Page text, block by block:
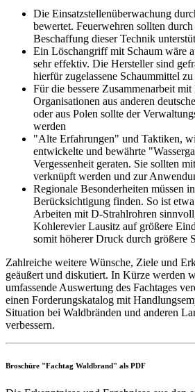
Die Einsatzstellenüberwachung
bewertet. Feuerwehren sollten
Beschaffung dieser Technik
Ein Löschangriff mit Schaum wäre
sehr effektiv. Die Hersteller sind
hierfür zugelassene Schaummittel
Für die bessere Zusammenarbeit
Organisationen aus anderen
oder aus Polen sollte der
werden
"Alte Erfahrungen" und Taktiken,
entwickelte und bewährte
Vergessenheit geraten. Sie sollten
verknüpft werden und zur
Regionale Besonderheiten müssen
Berücksichtigung finden. So ist
Arbeiten mit D-Strahlrohren
Kohlerevier Lausitz auf größere
somit höherer Druck durch größere
Zahlreiche weitere Wünsche, Ziele und
geäußert und diskutiert. In Kürze werden
umfassende Auswertung des Fachtages
einen Forderungskatalog mit
Situation bei Waldbränden und anderen
verbessern.
Broschüre "Fachtag Waldbrand" als PDF